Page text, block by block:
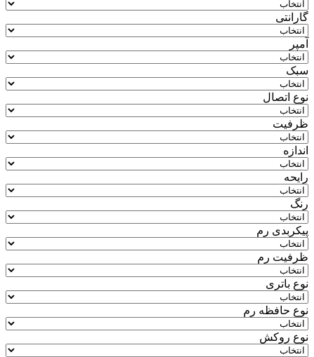
گارانتی
آمپر
سبک
نوع اتصال
ظرفیت
اندازه
رایحه
رنگ
پیکربدی رم
ظرفیت رم
نوع باتری
نوع حافظه رم
نوع روکش